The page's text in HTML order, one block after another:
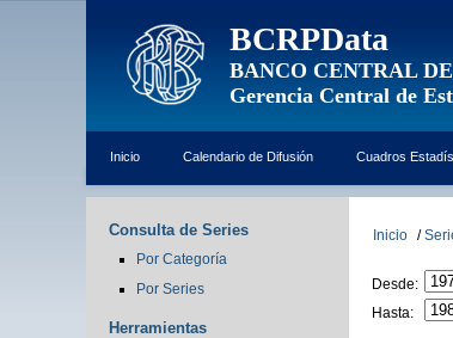
BCRPData
BANCO CENTRAL
Gerencia Central de
Inicio Calendario de Difusión Cuadros
Consulta de Series
Por Categoría
Por Series
Herramientas
Inicio /
Desde:
Hasta: